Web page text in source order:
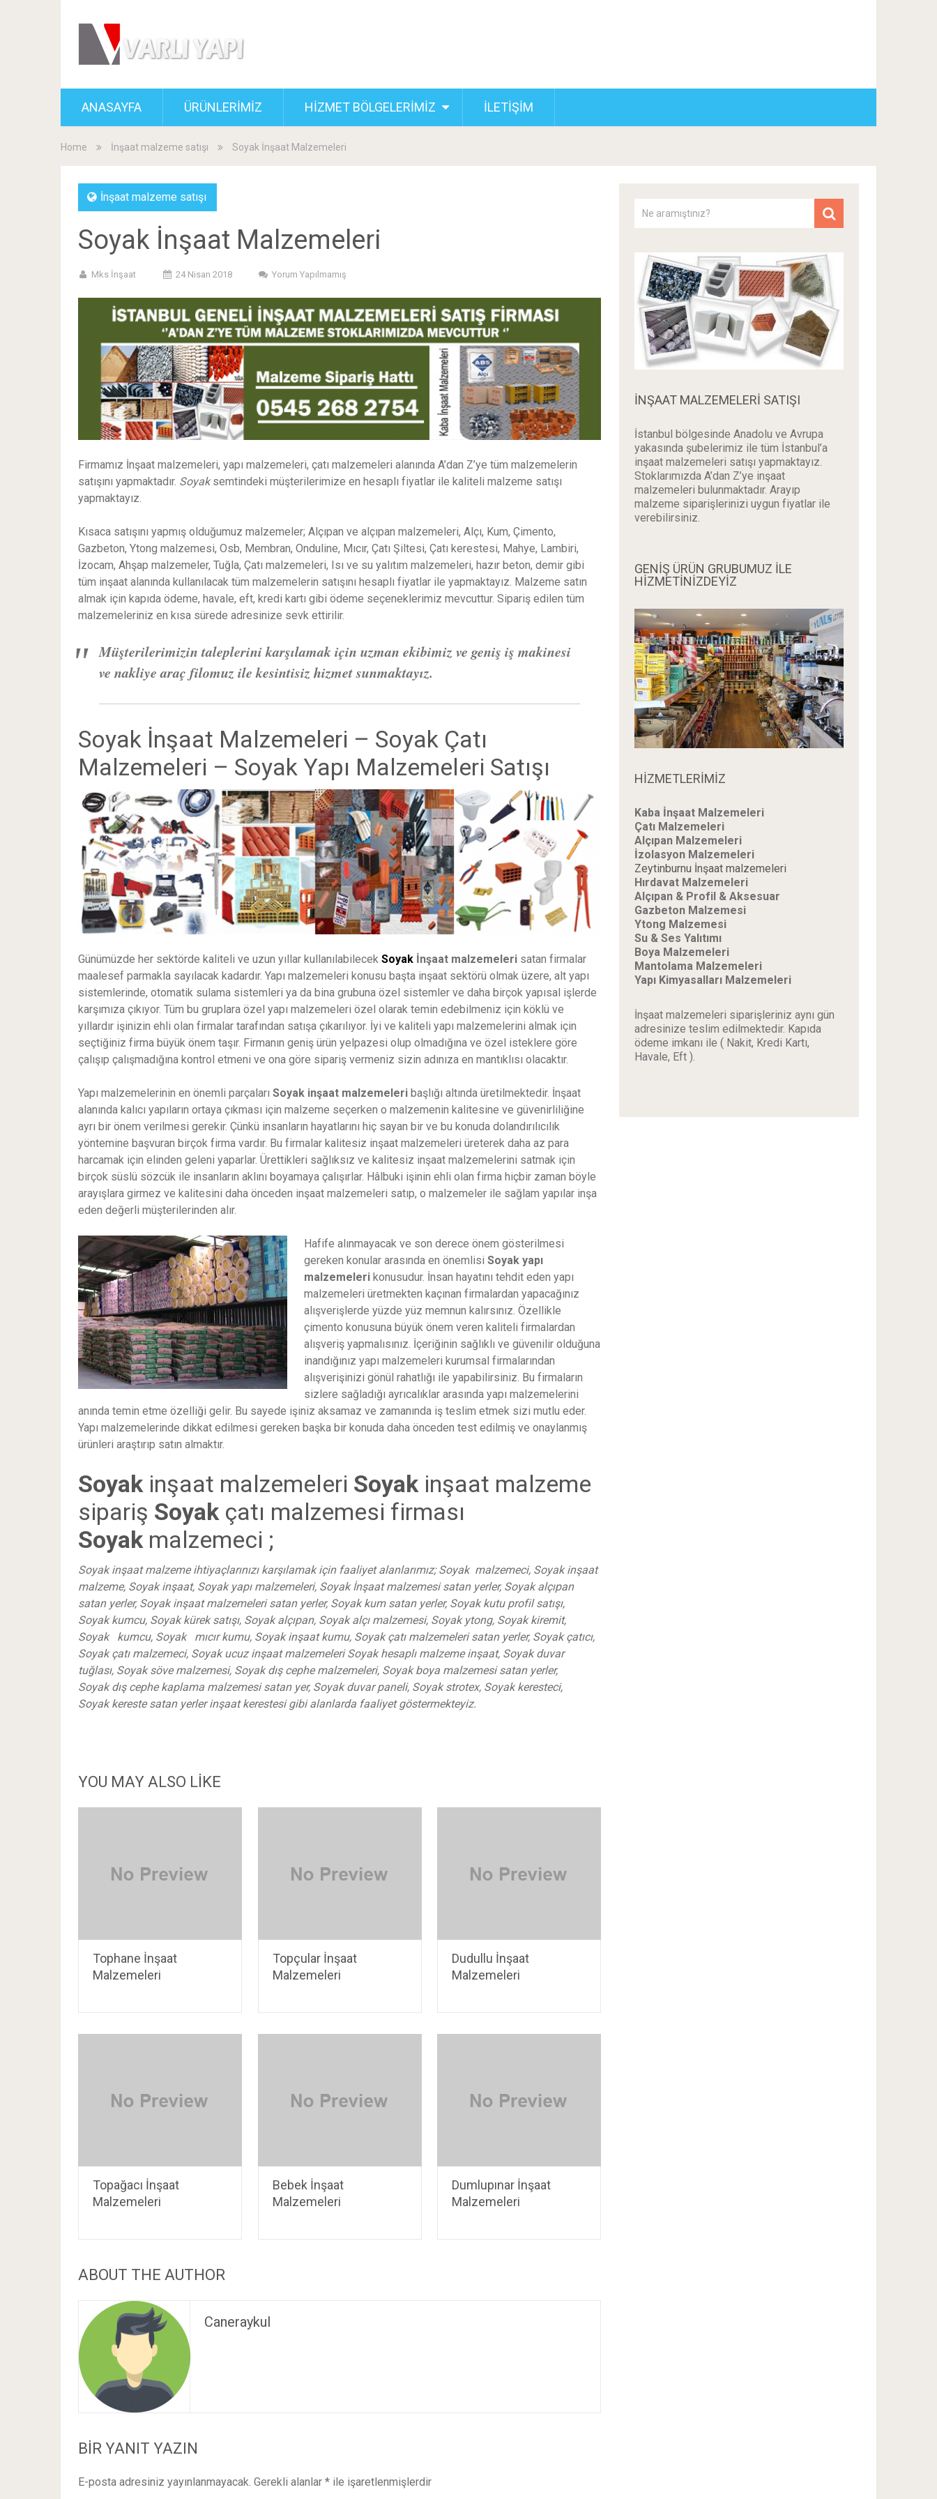
ANASAYFA ÜRÜNLERİMİZ HİZMET BÖLGELERİMİZ İLETİŞİM
Home İnşaat malzeme satışı Soyak İnşaat Malzemeleri
İnşaat malzeme satışı
Soyak İnşaat Malzemeleri
Mks İnşaat 24 Nisan 2018 Yorum Yapılmamış
Firmamız İnşaat malzemeleri, yapı malzemeleri, çatı malzemeleri alanında A’dan Z’ye tüm malzemelerin
satışını yapmaktadır. Soyaksemtindeki müşterilerimize en hesaplı fiyatlar ile kaliteli malzeme satışı
yapmaktayız.
Kısaca satışını yapmış olduğumuz malzemeler; Alçıpan ve alçıpan malzemeleri, Alçı, Kum, Çimento,
Gazbeton, Ytong malzemesi, Osb, Membran, Onduline, Mıcır, Çatı Şiltesi, Çatı kerestesi, Mahye, Lambiri,
İzocam, Ahşap malzemeler, Tuğla, Çatı malzemeleri, Isı ve su yalıtım malzemeleri, hazır beton, demir gibi
tüm inşaat alanında kullanılacak tüm malzemelerin satışını hesaplı fiyatlar ile yapmaktayız. Malzeme satın
almak için kapıda ödeme, havale, eft, kredi kartı gibi ödeme seçeneklerimiz mevcuttur. Sipariş edilen tüm
malzemeleriniz en kısa sürede adresinize sevk ettirilir.
Müşterilerimizin taleplerini karşılamak için uzman ekibimiz ve geniş iş makinesi
ve nakliye araç filomuz ile kesintisiz hizmet sunmaktayız.
Soyak İnşaat Malzemeleri – Soyak Çatı
Malzemeleri – Soyak Yapı Malzemeleri Satışı
Günümüzde her sektörde kaliteli ve uzun yıllar kullanılabilecek Soyak İnşaat malzemeleri satan firmalar
maalesef parmakla sayılacak kadardır. Yapı malzemeleri konusu başta inşaat sektörü olmak üzere, alt yapı
sistemlerinde, otomatik sulama sistemleri ya da bina grubuna özel sistemler ve daha birçok yapısal işlerde
karşımıza çıkıyor. Tüm bu gruplara özel yapı malzemeleri özel olarak temin edebilmeniz için köklü ve
yıllardır işinizin ehli olan firmalar tarafından satışa çıkarılıyor. İyi ve kaliteli yapı malzemelerini almak için
seçtiğiniz firma büyük önem taşır. Firmanın geniş ürün yelpazesi olup olmadığına ve özel isteklere göre
çalışıp çalışmadığına kontrol etmeni ve ona göre sipariş vermeniz sizin adınıza en mantıklısı olacaktır.
Yapı malzemelerinin en önemli parçaları Soyak inşaat malzemeleri başlığı altında üretilmektedir. İnşaat
alanında kalıcı yapıların ortaya çıkması için malzeme seçerken o malzemenin kalitesine ve güvenirliliğine
ayrı bir önem verilmesi gerekir. Çünkü insanların hayatlarını hiç sayan bir ve bu konuda dolandırılıcılık
yöntemine başvuran birçok firma vardır. Bu firmalar kalitesiz inşaat malzemeleri üreterek daha az para
harcamak için elinden geleni yaparlar. Ürettikleri sağlıksız ve kalitesiz inşaat malzemelerini satmak için
birçok süslü sözcük ile insanların aklını boyamaya çalışırlar. Hâlbuki işinin ehli olan firma hiçbir zaman böyle
arayışlara girmez ve kalitesini daha önceden inşaat malzemeleri satıp, o malzemeler ile sağlam yapılar inşa
eden değerli müşterilerinden alır.
Hafife alınmayacak ve son derece önem gösterilmesi
gereken konular arasında en önemlisi Soyak yapı
malzemeleri konusudur. İnsan hayatını tehdit eden yapı
malzemeleri üretmekten kaçınan firmalardan yapacağınız
alışverişlerde yüzde yüz memnun kalırsınız. Özellikle
çimento konusuna büyük önem veren kaliteli firmalardan
alışveriş yapmalısınız. İçeriğinin sağlıklı ve güvenilir olduğuna
inandığınız yapı malzemeleri kurumsal firmalarından
alışverişinizi gönül rahatlığı ile yapabilirsiniz. Bu firmaların
sizlere sağladığı ayrıcalıklar arasında yapı malzemelerini
anında temin etme özelliği gelir. Bu sayede işiniz aksamaz ve zamanında iş teslim etmek sizi mutlu eder.
Yapı malzemelerinde dikkat edilmesi gereken başka bir konuda daha önceden test edilmiş ve onaylanmış
ürünleri araştırıp satın almaktır.
Soyak inşaat malzemeleri Soyak inşaat malzeme
sipariş Soyak çatı malzemesi firması
Soyak malzemeci ;
Soyak inşaat malzeme ihtiyaçlarınızı karşılamak için faaliyet alanlarımız; Soyak malzemeci, Soyak inşaat
malzeme, Soyak inşaat, Soyak yapı malzemeleri, Soyak İnşaat malzemesi satan yerler, Soyak alçıpan
satan yerler, Soyak inşaat malzemeleri satan yerler, Soyak kum satan yerler, Soyak kutu profil satışı,
Soyak kumcu, Soyak kürek satışı, Soyak alçıpan, Soyak alçı malzemesi, Soyak ytong, Soyak kiremit,
Soyak kumcu, Soyak mıcır kumu, Soyak inşaat kumu, Soyak çatı malzemeleri satan yerler, Soyak çatıcı,
Soyak çatı malzemeci, Soyak ucuz inşaat malzemeleri Soyak hesaplı malzeme inşaat, Soyak duvar
tuğlası, Soyak söve malzemesi, Soyak dış cephe malzemeleri, Soyak boya malzemesi satan yerler,
Soyak dış cephe kaplama malzemesi satan yer, Soyak duvar paneli, Soyak strotex, Soyak keresteci,
Soyak kereste satan yerler inşaat kerestesi gibi alanlarda faaliyet göstermekteyiz.
YOU MAY ALSO LIKE
Tophane İnşaat
Malzemeleri
Topçular İnşaat
Malzemeleri
Dudullu İnşaat
Malzemeleri
Topağacı İnşaat
Malzemeleri
Bebek İnşaat
Malzemeleri
Dumlupınar İnşaat
Malzemeleri
ABOUT THE AUTHOR
Caneraykul
BIR YANIT YAZIN
E-posta adresiniz yayınlanmayacak. Gerekli alanlar * ile işaretlenmişlerdir
İNŞAAT MALZEMELERI SATIŞI
İstanbul bölgesinde Anadolu ve Avrupa
yakasında şubelerimiz ile tüm İstanbul’a
inşaat malzemeleri satışı yapmaktayız.
Stoklarımızda A’dan Z’ye inşaat
malzemeleri bulunmaktadır. Arayıp
malzeme siparişlerinizi uygun fiyatlar ile
verebilirsiniz.
GENİŞ ÜRÜN GRUBUMUZ İLE
HİZMETİNİZDEYİZ
HİZMETLERİMİZ
Kaba İnşaat Malzemeleri
Çatı Malzemeleri
Alçıpan Malzemeleri
İzolasyon Malzemeleri
Zeytinburnu İnşaat malzemeleri
Hırdavat Malzemeleri
Alçıpan & Profil & Aksesuar
Gazbeton Malzemesi
Ytong Malzemesi
Su & Ses Yalıtımı
Boya Malzemeleri
Mantolama Malzemeleri
Yapı Kimyasalları Malzemeleri
İnşaat malzemeleri siparişleriniz aynı gün
adresinize teslim edilmektedir. Kapıda
ödeme imkanı ile ( Nakit, Kredi Kartı,
Havale, Eft ).